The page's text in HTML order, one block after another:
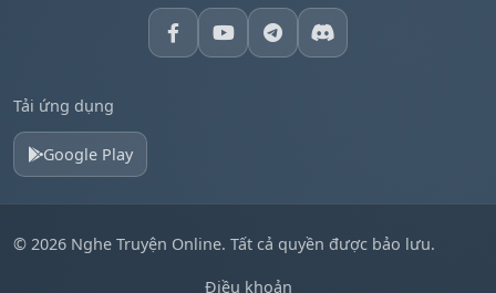
Tải ứng dụng
Google Play
© 2026 Nghe Truyện Online. Tất cả quyền được bảo lưu.
Điều khoản